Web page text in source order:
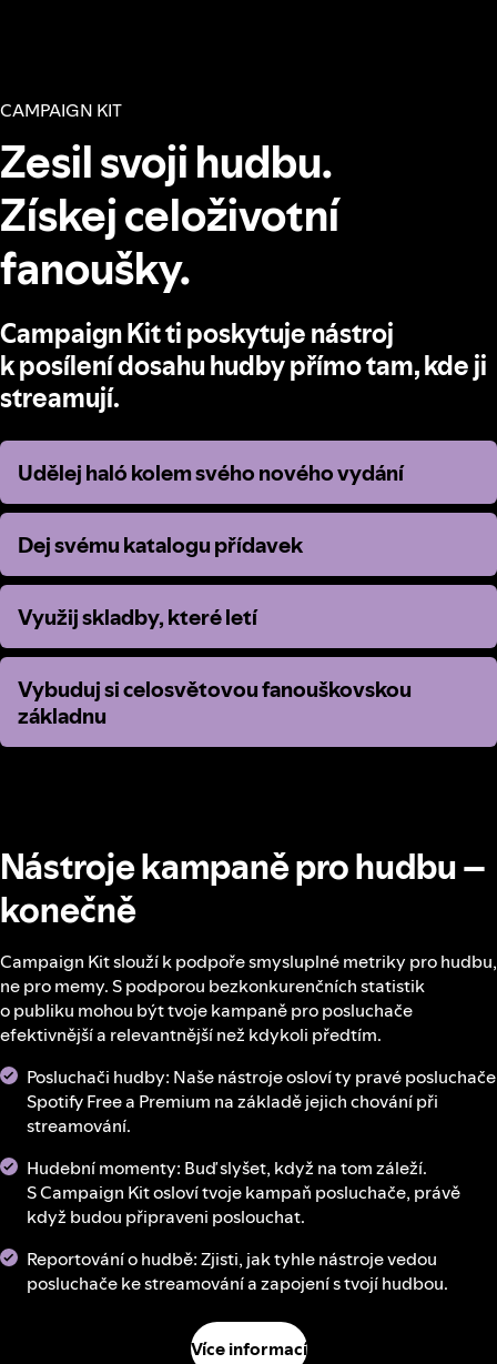
CAMPAIGN KIT
Zesil svoji hudbu.
Získej celoživotní
fanoušky.
Campaign Kit ti poskytuje nástroj
k posílení dosahu hudby přímo tam, kde ji
streamují.
Udělej haló kolem svého nového vydání
Udělej haló kolem svého nového vydání
Dej svému katalogu přídavek
Dej svému katalogu přídavek
Využij skladby, které letí
Využij skladby, které letí
Vybuduj si celosvětovou fanouškovskou
základnu
Vybuduj si celosvětovou fanouškovskou
základnu
Nástroje kampaně pro hudbu –
konečně
Campaign Kit slouží k podpoře smysluplné metriky pro hudbu,
ne pro memy. S podporou bezkonkurenčních statistik
o publiku mohou být tvoje kampaně pro posluchače
efektivnější a relevantnější než kdykoli předtím.
Posluchači hudby: Naše nástroje osloví ty pravé posluchače
Spotify Free a Premium na základě jejich chování při
streamování.
Hudební momenty: Buď slyšet, když na tom záleží.
S Campaign Kit osloví tvoje kampaň posluchače, právě
když budou připraveni poslouchat.
Reportování o hudbě: Zjisti, jak tyhle nástroje vedou
posluchače ke streamování a zapojení s tvojí hudbou.
Více informací